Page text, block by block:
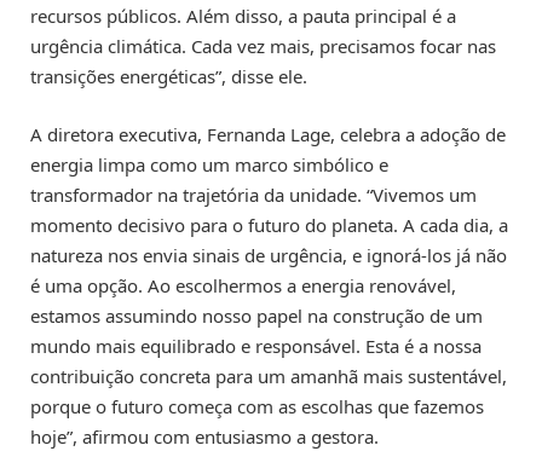
recursos públicos. Além disso, a pauta principal é a
urgência climática. Cada vez mais, precisamos focar nas
transições energéticas”, disse ele.
A diretora executiva, Fernanda Lage, celebra a adoção de
energia limpa como um marco simbólico e
transformador na trajetória da unidade. “Vivemos um
momento decisivo para o futuro do planeta. A cada dia, a
natureza nos envia sinais de urgência, e ignorá-los já não
é uma opção. Ao escolhermos a energia renovável,
estamos assumindo nosso papel na construção de um
mundo mais equilibrado e responsável. Esta é a nossa
contribuição concreta para um amanhã mais sustentável,
porque o futuro começa com as escolhas que fazemos
hoje”, afirmou com entusiasmo a gestora.